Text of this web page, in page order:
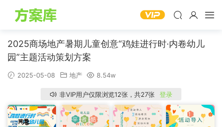
2025商场地产暑期儿童创意“鸡娃进行时·内卷幼儿
园”主题活动策划方案
2025-05-08 地产 8.54w
非VIP用户仅限浏览12张，共27张 登录